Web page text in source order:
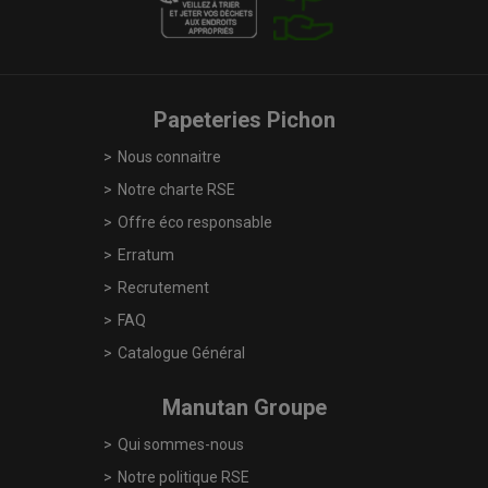
Papeteries Pichon
Nous connaitre
Notre charte RSE
Offre éco responsable
Erratum
Recrutement
FAQ
Catalogue Général
Manutan Groupe
Qui sommes-nous
Notre politique RSE